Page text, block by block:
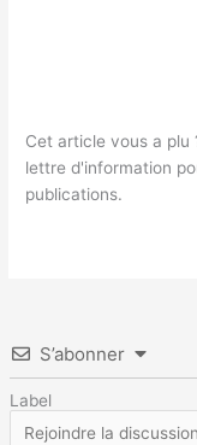
Cet article vous a plu
lettre d'information
publications.
S’abonner
Label